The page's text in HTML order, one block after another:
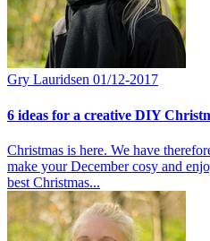
Gry Lauridsen 01/12-2017
6 ideas for a creative DIY
Christmas is here. We have
make your December cosy and
best Christmas...